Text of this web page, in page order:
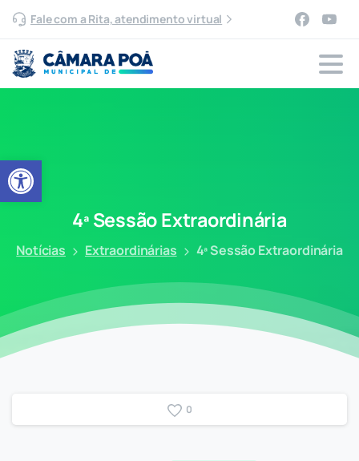
Abrir a barra de ferramentas
Fale com a Rita, atendimento virtual
4ªSessãoExtraordinária
Notícias Extraordinárias 4ª Sessão Extraordinária
0